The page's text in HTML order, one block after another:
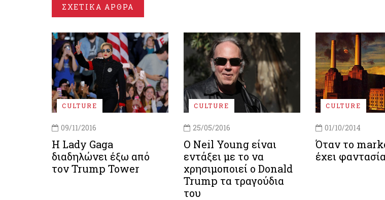
ΣΧΕΤΙΚΑ ΑΡΘΡΑ
CULTURE
09/11/2016
Η Lady Gaga
διαδηλώνει έξω από
τον Trump Tower
CULTURE
25/05/2016
Ο Νeil Young είναι
εντάξει με το να
χρησιμοποιεί ο Donald
Trump τα τραγούδια
του
CULTURE
01/10/2014
Όταν το
έχει